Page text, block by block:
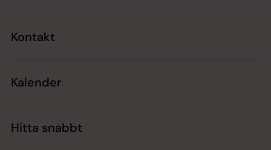
Kontakt
Kalender
Hitta snabbt